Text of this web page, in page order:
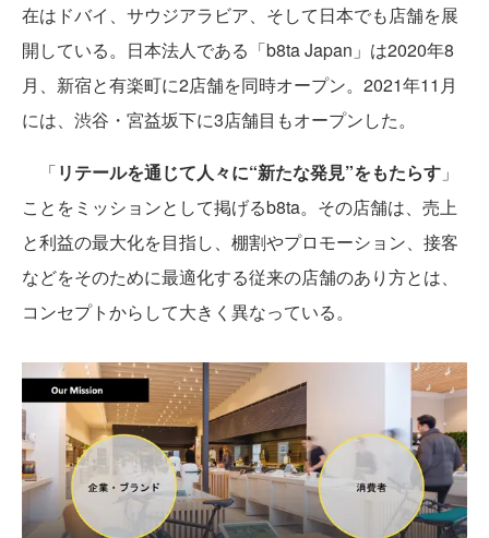
在はドバイ、サウジアラビア、そして日本でも店舗を展
開している。日本法人である「b8ta Japan」は2020年8
月、新宿と有楽町に2店舗を同時オープン。2021年11月
には、渋谷・宮益坂下に3店舗目もオープンした。
「リテールを通じて人々に“新たな発見”をもたらす 」
ことをミッションとして掲げるb8ta。その店舗は、売上
と利益の最大化を目指し、棚割やプロモーション、接客
などをそのために最適化する従来の店舗のあり方とは、
コンセプトからして大きく異なっている。